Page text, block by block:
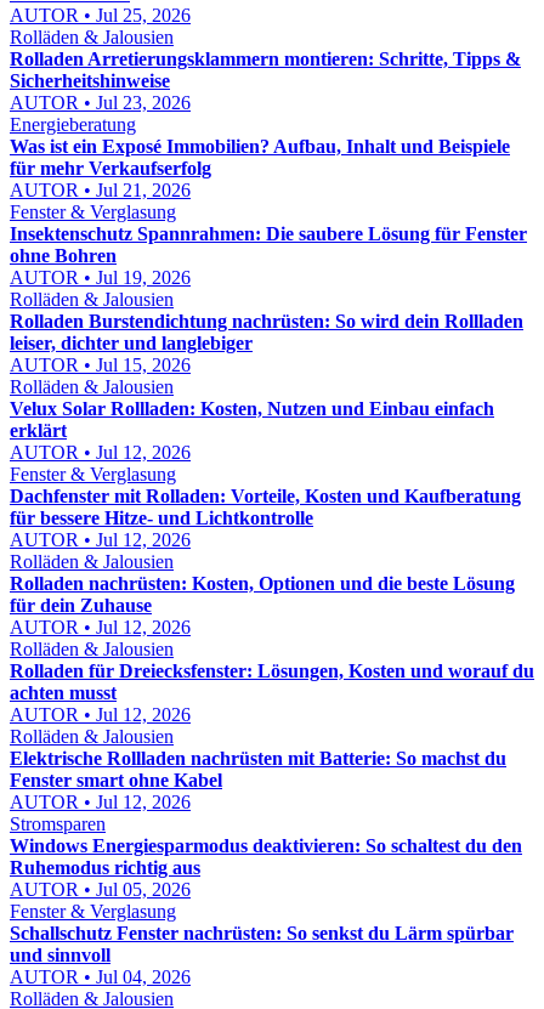
AUTOR • Jul 25, 2026
Rolläden & Jalousien
Rolladen Arretierungsklammern montieren: Schritte, Tipps &
Sicherheitshinweise
AUTOR • Jul 23, 2026
Energieberatung
Was ist ein Exposé Immobilien? Aufbau, Inhalt und Beispiele
für mehr Verkaufserfolg
AUTOR • Jul 21, 2026
Fenster & Verglasung
Insektenschutz Spannrahmen: Die saubere Lösung für Fenster
ohne Bohren
AUTOR • Jul 19, 2026
Rolläden & Jalousien
Rolladen Burstendichtung nachrüsten: So wird dein Rollladen
leiser, dichter und langlebiger
AUTOR • Jul 15, 2026
Rolläden & Jalousien
Velux Solar Rollladen: Kosten, Nutzen und Einbau einfach
erklärt
AUTOR • Jul 12, 2026
Fenster & Verglasung
Dachfenster mit Rolladen: Vorteile, Kosten und Kaufberatung
für bessere Hitze- und Lichtkontrolle
AUTOR • Jul 12, 2026
Rolläden & Jalousien
Rolladen nachrüsten: Kosten, Optionen und die beste Lösung
für dein Zuhause
AUTOR • Jul 12, 2026
Rolläden & Jalousien
Rolladen für Dreiecksfenster: Lösungen, Kosten und worauf du
achten musst
AUTOR • Jul 12, 2026
Rolläden & Jalousien
Elektrische Rollladen nachrüsten mit Batterie: So machst du
Fenster smart ohne Kabel
AUTOR • Jul 12, 2026
Stromsparen
Windows Energiesparmodus deaktivieren: So schaltest du den
Ruhemodus richtig aus
AUTOR • Jul 05, 2026
Fenster & Verglasung
Schallschutz Fenster nachrüsten: So senkst du Lärm spürbar
und sinnvoll
AUTOR • Jul 04, 2026
Rolläden & Jalousien